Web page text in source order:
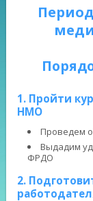
1. Пройти
НМО
Проведем
Выдадим
ФРДО
2.